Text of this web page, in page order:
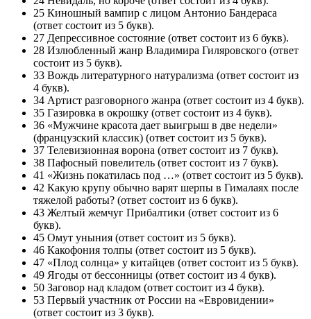
25 Киношный вампир с лицом Антонио Бандераса
(ответ состоит из 5 букв).
27 Депрессивное состояние (ответ состоит из 6 букв).
28 Излюбленный жанр Владимира Гиляровского (ответ
состоит из 5 букв).
33 Вождь литературного натурализма (ответ состоит из
4 букв).
34 Артист разговорного жанра (ответ состоит из 4 букв).
35 Газировка в окрошку (ответ состоит из 4 букв).
36 «Мужчине кра­сота дает выигрыш в две недели»
(французский классик) (ответ состоит из 5 букв).
37 Телевизионная ворона (ответ состоит из 7 букв).
38 Пафосный повелитель (ответ состоит из 7 букв).
41 «Жизнь покатилась под …» (ответ состоит из 5 букв).
42 Какую крупу обычно варят шерпы в Гималаях после
тяжелой работы? (ответ состоит из 6 букв).
43 Желтый жемчуг Прибалтики (ответ состоит из 6
букв).
45 Омут уныния (ответ состоит из 5 букв).
46 Какофония толпы (ответ состоит из 5 букв).
47 «Плод солнца» у китайцев (ответ состоит из 5 букв).
49 Ягоды от бессонницы (ответ состоит из 4 букв).
50 Заговор над кладом (ответ состоит из 4 букв).
53 Первый участник от России на «Евровидении»
(ответ состоит из 3 букв).